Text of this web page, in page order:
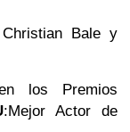
Bale y
los Premios
:Mejor Actor de